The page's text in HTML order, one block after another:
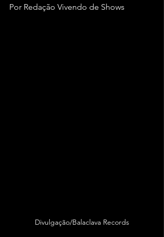
Por Redação Vivendo de Shows
Divulgação/Balaclava Records